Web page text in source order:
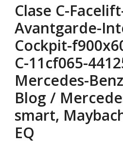
Clase C-
Avantgarde-
Cockpit-
C-11cf065-
Mercedes-
Blog /
smart,
EQ